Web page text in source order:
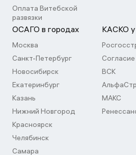
Оплата Витебской
развязки
ОСАГО в городах
Москва
Санкт-Петербург
Новосибирск
Екатеринбург
Казань
Нижний Новгород
Красноярск
Челябинск
Самара
КАСКО у
Согласие
ВСК
МАКС